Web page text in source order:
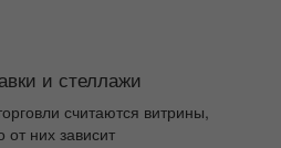
и стеллажи
считаются витрины,
них зависит